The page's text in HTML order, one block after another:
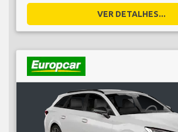
VER DETALHES...